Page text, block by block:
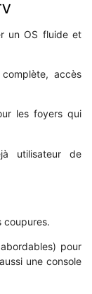
un OS fluide et
accès
les foyers qui
utilisateur de
coupures.
pour
une console